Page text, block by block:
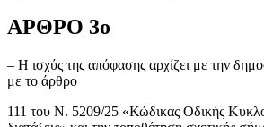
ΑΡΘΡΟ 3ο
– Η ισχύς της απόφασης αρχίζει με την
με το άρθρο
111 του Ν. 5209/25 «Κώδικας Οδικής